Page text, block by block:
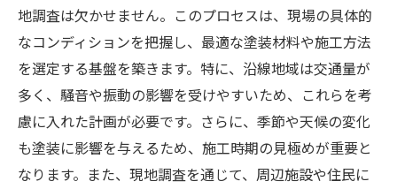
地調査は欠かせません。このプロセスは、現場の具体的
なコンディションを把握し、最適な塗装材料や施工方法
を選定する基盤を築きます。特に、沿線地域は交通量が
多く、騒音や振動の影響を受けやすいため、これらを考
慮に入れた計画が必要です。さらに、季節や天候の変化
も塗装に影響を与えるため、施工時期の見極めが重要と
なります。また、現地調査を通じて、周辺施設や住民に